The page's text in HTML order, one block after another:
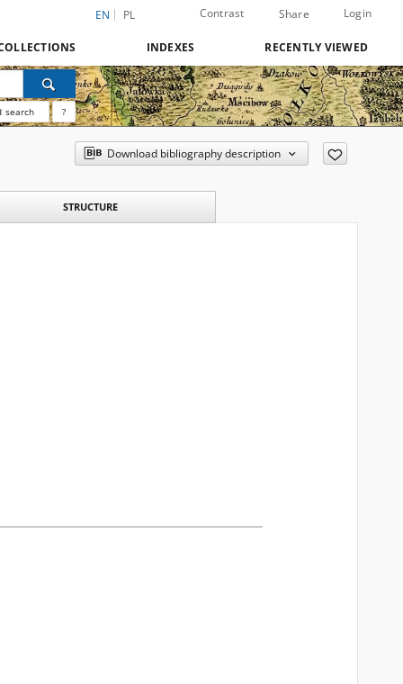
EN PL Contrast Share Login
INDEXES RECENTLY VIEWED
search ?
Download bibliography description
STRUCTURE